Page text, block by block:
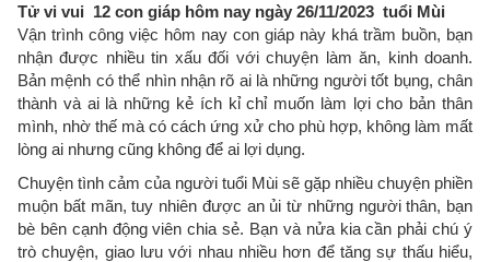
Tử vi vui 12 con giáp hôm nay ngày 26/11/2023 tuổi Mùi
Vận trình công việc hôm nay con giáp này khá trầm buồn, bạn
nhận được nhiều tin xấu đối với chuyện làm ăn, kinh doanh.
Bản mệnh có thể nhìn nhận rõ ai là những người tốt bụng, chân
thành và ai là những kẻ ích kỉ chỉ muốn làm lợi cho bản thân
mình, nhờ thế mà có cách ứng xử cho phù hợp, không làm mất
lòng ai nhưng cũng không để ai lợi dụng.
Chuyện tình cảm của người tuổi Mùi sẽ gặp nhiều chuyện phiền
muộn bất mãn, tuy nhiên được an ủi từ những người thân, bạn
bè bên cạnh động viên chia sẻ. Bạn và nửa kia cần phải chú ý
trò chuyện, giao lưu với nhau nhiều hơn để tăng sự thấu hiểu,